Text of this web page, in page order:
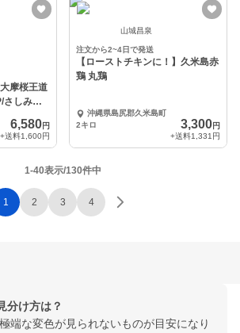
摩桜王道
さしみ醤
6,580円
+送料1,600円
山城昌泉
注文から2~4日で発送
【ローストチキンに！】久米島赤
鶏 丸鶏
沖縄県島尻郡久米島町
2キロ
3,300円
+送料1,331円
1-40表示/130件中
1 2 3 4
分け方は？
端な変色が見られないものが目安になり